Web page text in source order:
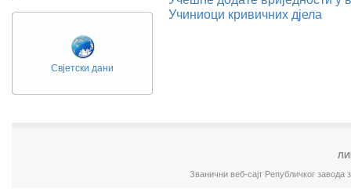
Свјетски дани
Учиниоци кривичних дјела
Званични веб-сајт Републичког